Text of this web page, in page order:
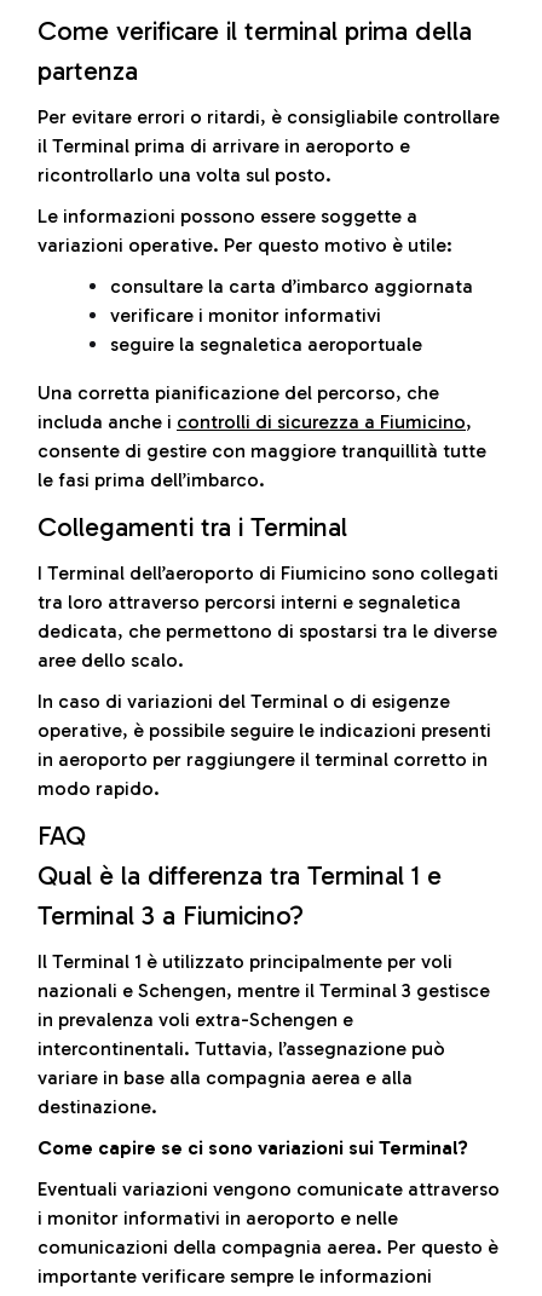
Come verificare il terminal prima della
partenza
Per evitare errori o ritardi, è consigliabile controllare
il Terminal prima di arrivare in aeroporto e
ricontrollarlo una volta sul posto.
Le informazioni possono essere soggette a
variazioni operative. Per questo motivo è utile:
consultare la carta d’imbarco aggiornata
verificare i monitor informativi
seguire la segnaletica aeroportuale
Una corretta pianificazione del percorso, che
includa anche i controlli di sicurezza a Fiumicino,
consente di gestire con maggiore tranquillità tutte
le fasi prima dell’imbarco.
Collegamenti tra i Terminal
I Terminal dell’aeroporto di Fiumicino sono collegati
tra loro attraverso percorsi interni e segnaletica
dedicata, che permettono di spostarsi tra le diverse
aree dello scalo.
In caso di variazioni del Terminal o di esigenze
operative, è possibile seguire le indicazioni presenti
in aeroporto per raggiungere il terminal corretto in
modo rapido.
FAQ
Qual è la differenza tra Terminal 1 e
Terminal 3 a Fiumicino?
Il Terminal 1 è utilizzato principalmente per voli
nazionali e Schengen, mentre il Terminal 3 gestisce
in prevalenza voli extra-Schengen e
intercontinentali. Tuttavia, l’assegnazione può
variare in base alla compagnia aerea e alla
destinazione.
Come capire se ci sono variazioni sui Terminal?
Eventuali variazioni vengono comunicate attraverso
i monitor informativi in aeroporto e nelle
comunicazioni della compagnia aerea. Per questo è
importante verificare sempre le informazioni